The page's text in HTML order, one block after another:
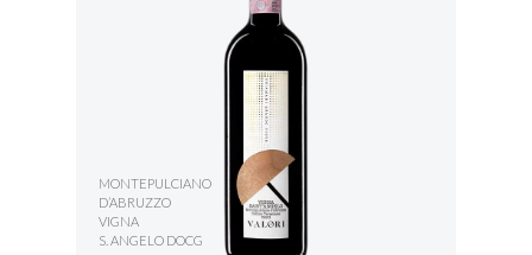
MONTEPULCIANO
D’ABRUZZO
VIGNA
S. ANGELO DOCG